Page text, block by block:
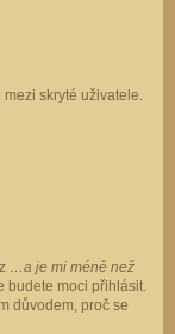
skryté uživatele.
…a je mi méně než
budete moci přihlásit.
důvodem, proč se